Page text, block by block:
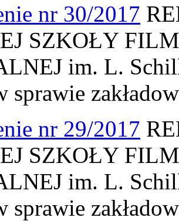
nr 30/2017
SZKOŁY
im. L.
sprawie
nr 29/2017
SZKOŁY
im. L.
sprawie